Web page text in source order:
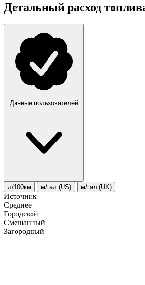
Детальный расход
Данные пользователей
л/100км м/гал.(US) м/гал.(UK)
Источник
Среднее
Городской
Смешанный
Загородный